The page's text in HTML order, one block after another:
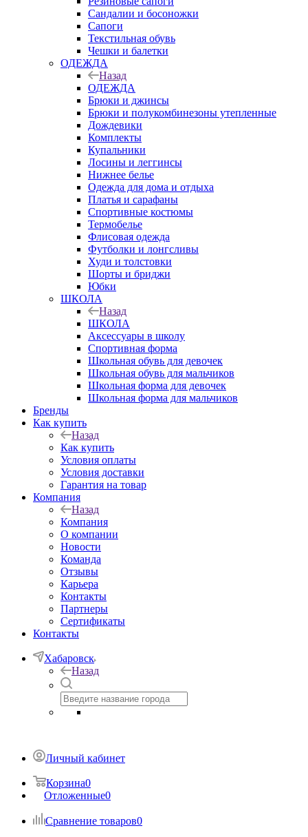
Сандалии и босоножки
Сапоги
Текстильная обувь
Чешки и балетки
ОДЕЖДА
Назад
ОДЕЖДА
Брюки и джинсы
Брюки и полукомбинезоны утепленные
Дождевики
Комплекты
Купальники
Лосины и леггинсы
Нижнее белье
Одежда для дома и отдыха
Платья и сарафаны
Спортивные костюмы
Термобелье
Флисовая одежда
Футболки и лонгсливы
Худи и толстовки
Шорты и бриджи
Юбки
ШКОЛА
Назад
ШКОЛА
Аксессуары в школу
Спортивная форма
Школьная обувь для девочек
Школьная обувь для мальчиков
Школьная форма для девочек
Школьная форма для мальчиков
Бренды
Как купить
Назад
Как купить
Условия оплаты
Условия доставки
Гарантия на товар
Компания
Назад
Компания
О компании
Новости
Команда
Отзывы
Карьера
Контакты
Партнеры
Сертификаты
Контакты
Хабаровск
Назад
Личный кабинет
Корзина0
Отложенные0
Сравнение товаров0